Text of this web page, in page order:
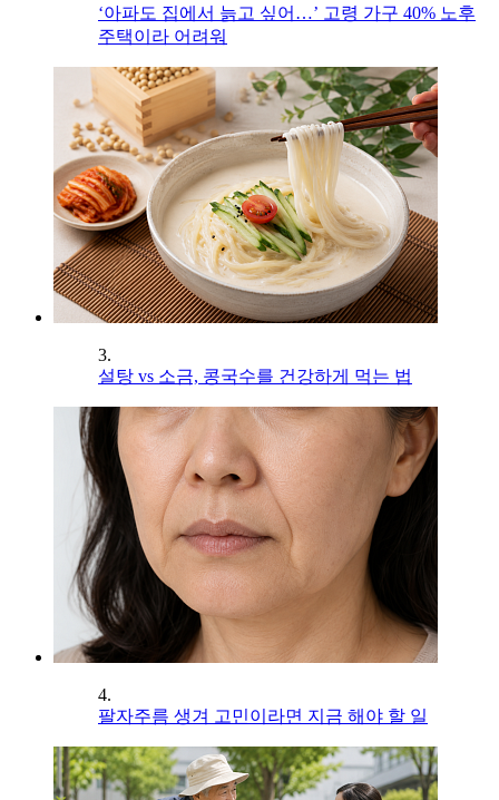
‘아파도 집에서 늙고 싶어…’ 고령 가구 40% 노후
주택이라 어려워
3.
설탕 vs 소금, 콩국수를 건강하게 먹는 법
4.
팔자주름 생겨 고민이라면 지금 해야 할 일